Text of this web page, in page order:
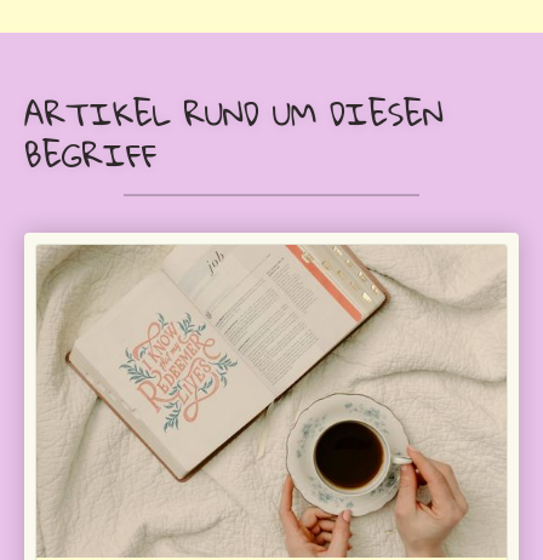
ARTIKEL RUND UM DIESEN
BEGRIFF